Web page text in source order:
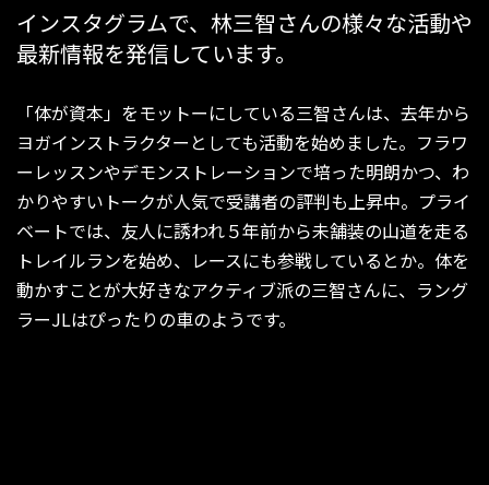
インスタグラムで、林三智さんの様々な活動や
最新情報を発信しています。
「体が資本」をモットーにしている三智さんは、去年から
ヨガインストラクターとしても活動を始めました。フラワ
ーレッスンやデモンストレーションで培った明朗かつ、わ
かりやすいトークが人気で受講者の評判も上昇中。プライ
ベートでは、友人に誘われ５年前から未舗装の山道を走る
トレイルランを始め、レースにも参戦しているとか。体を
動かすことが大好きなアクティブ派の三智さんに、ラング
ラーJLはぴったりの車のようです。